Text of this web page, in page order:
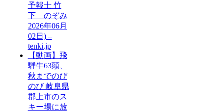
予報士 竹
下 のぞみ
2026年06月
02日) –
tenki.jp
【動画】飛
騨牛63頭、
秋までのび
のび 岐阜県
郡上市のス
キー場に放